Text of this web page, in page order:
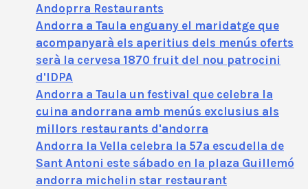
Andoprra Restaurants
Andorra a Taula enguany el maridatge que
acompanyarà els aperitius dels menús oferts
serà la cervesa 1870 fruit del nou patrocini
d'IDPA
Andorra a Taula un festival que celebra la
cuina andorrana amb menús exclusius als
millors restaurants d'andorra
Andorra la Vella celebra la 57ª escudella de
Sant Antoni este sábado en la plaza Guillemó
andorra michelin star restaurant